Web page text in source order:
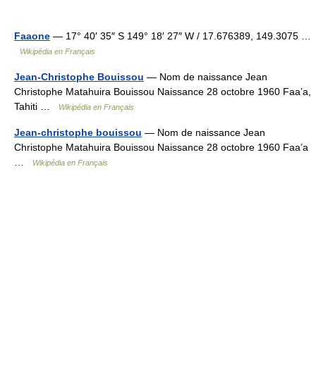
Faaone — 17° 40′ 35″ S 149° 18′ 27″ W / 17.676389, 149.3075 …
Wikipédia en Français
Jean-Christophe Bouissou — Nom de naissance Jean
Christophe Matahuira Bouissou Naissance 28 octobre 1960 Faa’a,
Tahiti …
Wikipédia en Français
Jean-christophe bouissou — Nom de naissance Jean
Christophe Matahuira Bouissou Naissance 28 octobre 1960 Faa’a
Wikipédia en Français